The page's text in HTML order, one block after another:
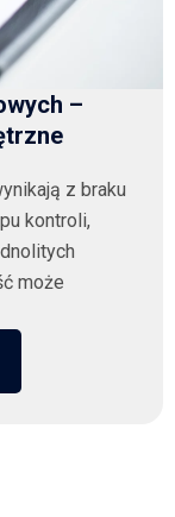
–
z braku
kontroli,
może